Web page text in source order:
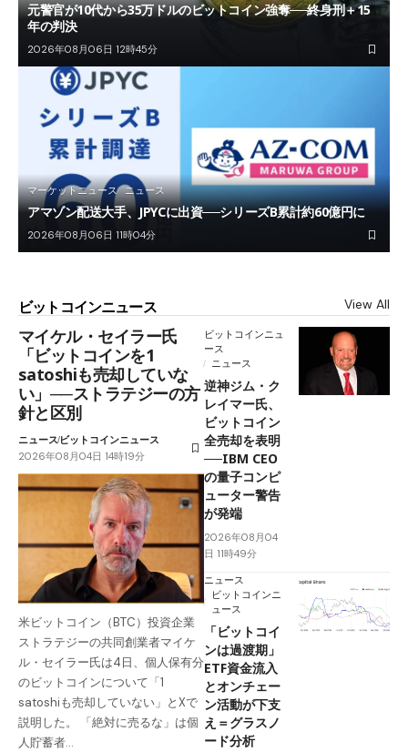
元警官が10代から35万ドルのビットコイン強奪──終身刑＋15
年の判決
2026年08月06日 12時45分
マーケットニュース ニュース
アマゾン配送大手、JPYCに出資──シリーズB累計約60億円に
2026年08月06日 11時04分
ビットコインニュース View All
マイケル・セイラー氏
「ビットコインを1
satoshiも売却していな
い」──ストラテジーの方
針と区別
ニュースビットコインニュース
2026年08月04日 14時19分
米ビットコイン（BTC）投資企業
ストラテジーの共同創業者マイケ
ル・セイラー氏は4日、個人保有分
のビットコインについて「1
satoshiも売却していない」とXで
説明した。 「絶対に売るな」は個
人貯蓄者…
ビットコインニュ
ース
ニュース
逆神ジム・ク
レイマー氏、
ビットコイン
全売却を表明
──IBM CEO
の量子コンピ
ューター警告
が発端
2026年08月04
日 11時49分
ニュース
ビットコインニ
ュース
「ビットコイ
ンは過渡期」
ETF資金流入
とオンチェー
ン活動が下支
え＝グラスノ
ード分析